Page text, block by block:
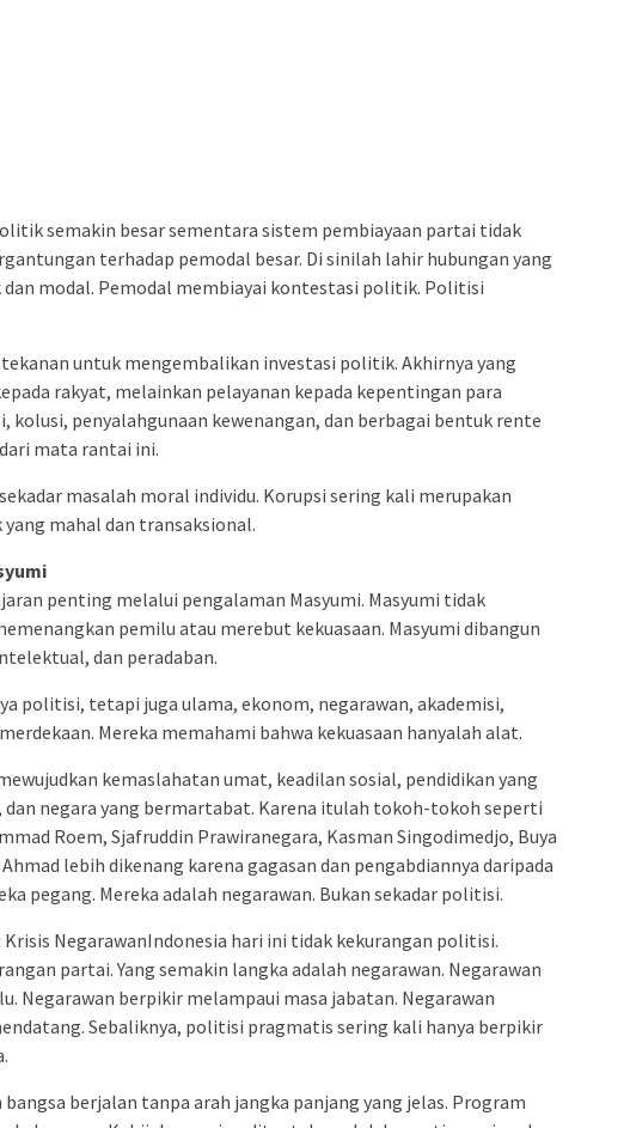
semakin besar sementara sistem pembiayaan partai tidak
terhadap pemodal besar. Di sinilah lahir hubungan yang
modal. Pemodal membiayai kontestasi politik. Politisi
untuk mengembalikan investasi politik. Akhirnya yang
rakyat, melainkan pelayanan kepada kepentingan para
kolusi, penyalahgunaan kewenangan, dan berbagai bentuk rente
mata rantai ini.
masalah moral individu. Korupsi sering kali merupakan
mahal dan transaksional.
penting melalui pengalaman Masyumi. Masyumi tidak
pemilu atau merebut kekuasaan. Masyumi dibangun
dan peradaban.
politisi, tetapi juga ulama, ekonom, negarawan, akademisi,
Mereka memahami bahwa kekuasaan hanyalah alat.
kemaslahatan umat, keadilan sosial, pendidikan yang
dan negara yang bermartabat. Karena itulah tokoh-tokoh seperti
Roem, Sjafruddin Prawiranegara, Kasman Singodimedjo, Buya
lebih dikenang karena gagasan dan pengabdiannya daripada
pegang. Mereka adalah negarawan. Bukan sekadar politisi.
Krisis NegarawanIndonesia hari ini tidak kekurangan politisi.
partai. Yang semakin langka adalah negarawan. Negarawan
Negarawan berpikir melampaui masa jabatan. Negarawan
Sebaliknya, politisi pragmatis sering kali hanya berpikir
berjalan tanpa arah jangka panjang yang jelas. Program